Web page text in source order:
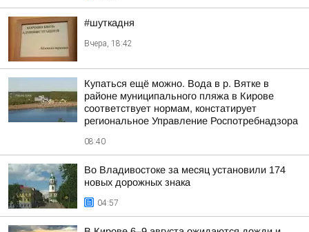
#шуткадня
Вчера, 18:42
Купаться ещё можно. Вода в р. Вятке в
районе муниципального пляжа в Кирове
соответствует нормам, констатирует
региональное Управление Роспотребнадзора
08:40
Во Владивостоке за месяц установили 174
новых дорожных знака
04:57